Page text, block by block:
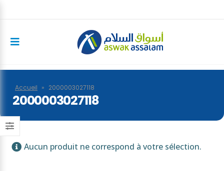
Accueil » 2000003027118
2000003027118
Aucun produit ne correspond à votre sélection.